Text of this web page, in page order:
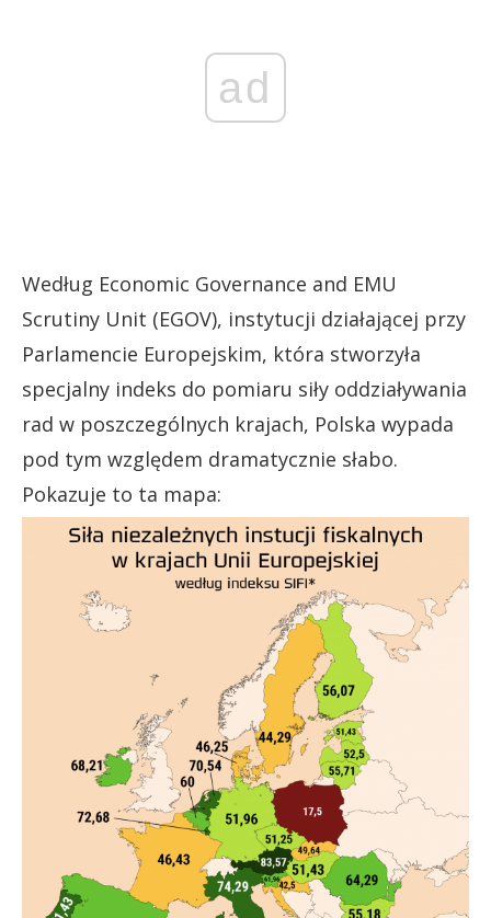
ad
Według Economic Governance and EMU
Scrutiny Unit (EGOV), instytucji działającej przy
Parlamencie Europejskim, która stworzyła
specjalny indeks do pomiaru siły oddziaływania
rad w poszczególnych krajach, Polska wypada
pod tym względem dramatycznie słabo.
Pokazuje to ta mapa: